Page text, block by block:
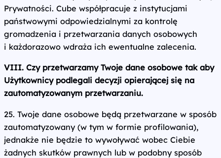
Prywatności. Cube współpracuje z instytucjami
państwowymi odpowiedzialnymi za kontrolę
gromadzenia i przetwarzania danych osobowych
i każdorazowo wdraża ich ewentualne zalecenia.
VIII. Czy przetwarzamy Twoje dane osobowe tak aby
Użytkownicy podlegali decyzji opierającej się na
zautomatyzowanym przetwarzaniu.
25. Twoje dane osobowe będą przetwarzane w sposób
zautomatyzowany (w tym w formie profilowania),
jednakże nie będzie to wywoływać wobec Ciebie
żadnych skutków prawnych lub w podobny sposób